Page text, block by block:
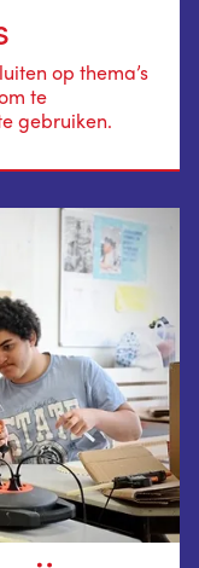
op thema’s
te
gebruiken.